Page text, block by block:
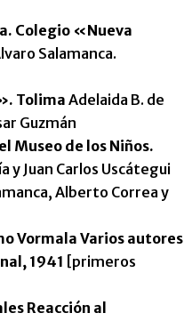
Colegio «Nueva
Salamanca.
Tolima Adelaida B. de
Guzmán
Museo de los Niños.
y Juan Carlos Uscátegui
Alberto Correa y
Vormala Varios autores
1941 [primeros
Reacción al